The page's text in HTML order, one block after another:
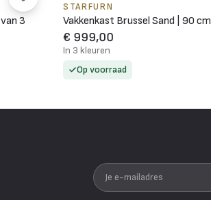
3
STARFURN
Vakkenkast Brussel Sand | 90 cm
€ 999,00
In 3 kleuren
Op voorraad
Je e-mailadres